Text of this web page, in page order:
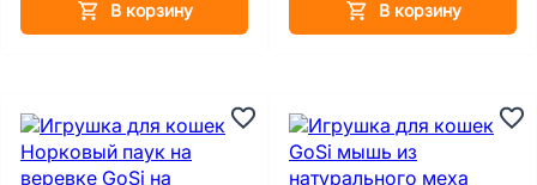
В корзину В корзину